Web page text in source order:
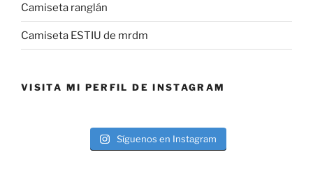
Camiseta ranglán
Camiseta ESTIU de mrdm
VISITA MI PERFIL DE INSTAGRAM
Síguenos en Instagram